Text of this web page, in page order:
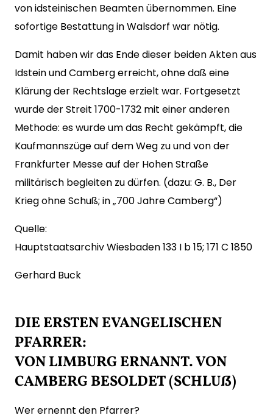
von idsteinischen Beamten übernommen. Eine
sofortige Bestattung in Walsdorf war nötig.
Damit haben wir das Ende dieser beiden Akten aus
Idstein und Camberg erreicht, ohne daß eine
Klärung der Rechtslage erzielt war. Fortgesetzt
wurde der Streit 1700-1732 mit einer anderen
Methode: es wurde um das Recht gekämpft, die
Kaufmannszüge auf dem Weg zu und von der
Frankfurter Messe auf der Hohen Straße
militärisch begleiten zu dürfen. (dazu: G. B., Der
Krieg ohne Schuß; in „700 Jahre Camberg“)
Quelle:
Hauptstaatsarchiv Wiesbaden 133 I b 15; 171 C 1850
Gerhard Buck
DIE ERSTEN EVANGELISCHEN
PFARRER:
VON LIMBURG ERNANNT. VON
CAMBERG BESOLDET (SCHLUß)
Wer ernennt den Pfarrer?